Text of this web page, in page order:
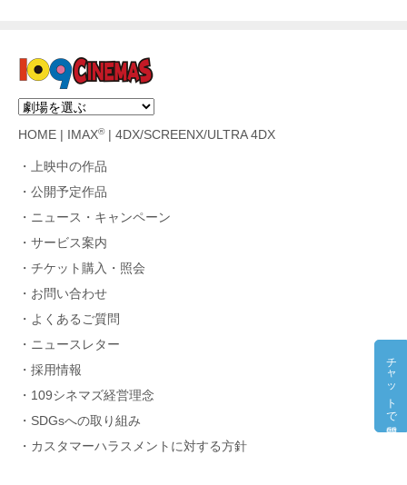
HOME IMAX®| 4DX/SCREENX/ULTRA 4DX
上映中の作品
公開予定作品
ニュース・キャンペーン
サービス案内
チケット購入・照会
お問い合わせ
よくあるご質問
ニュースレター
採用情報
109シネマズ経営理念
SDGsへの取り組み
カスタマーハラスメントに対する方針
チャットで質問